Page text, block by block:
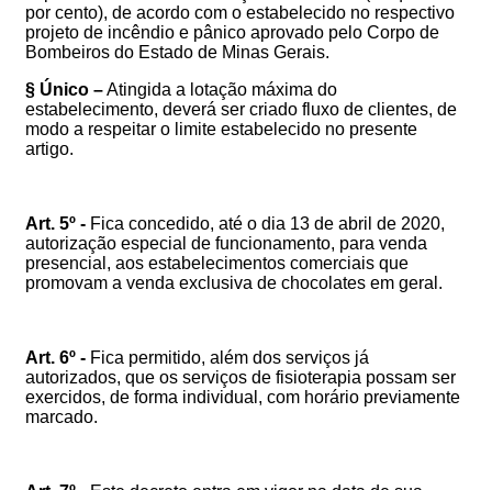
por cento), de acordo com o estabelecido no respectivo
projeto de incêndio e pânico aprovado pelo Corpo de
Bombeiros do Estado de Minas Gerais.
§ Único –Atingida a lotação máxima do
estabelecimento, deverá ser criado fluxo de clientes, de
modo a respeitar o limite estabelecido no presente
artigo.
Art. 5º - Fica concedido, até o dia 13 de abril de 2020,
autorização especial de funcionamento, para venda
presencial, aos estabelecimentos comerciais que
promovam a venda exclusiva de chocolates em geral.
Art. 6º - Fica permitido, além dos serviços já
autorizados, que os serviços de fisioterapia possam ser
exercidos, de forma individual, com horário previamente
marcado.